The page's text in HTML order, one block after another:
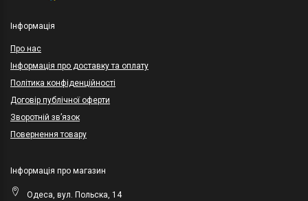
Інформація
Про нас
Інформація про доставку та оплату
Політика конфіденційності
Договір публічної оферти
Зворотній зв’язок
Повернення товару
Інформація про магазин
Одеса, вул. Польска, 14